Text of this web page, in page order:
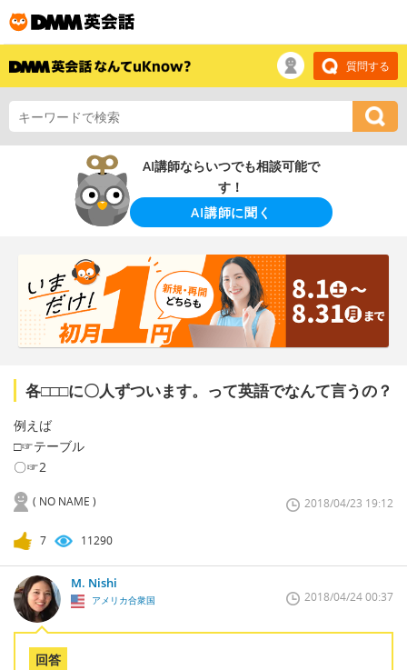
質問する
AI講師ならいつでも相談可能で
す！
AI講師に聞く
各□□□に〇人ずついます。って英語でなんて言うの？
例えば
□☞テーブル
〇☞2
( NO NAME ) 2018/04/23 19:12
7 11290
M. Nishi
アメリカ合衆国 2018/04/24 00:37
回答